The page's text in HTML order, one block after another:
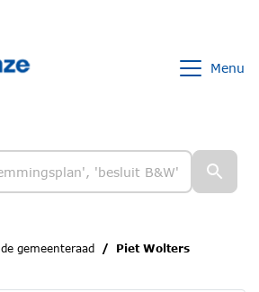
Menu
de gemeenteraad Piet Wolters